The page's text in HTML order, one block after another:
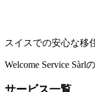
スイスでの安心な移
Welcome Service Sàrl
サービス一覧